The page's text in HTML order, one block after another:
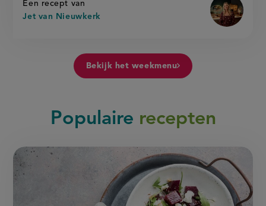
Een recept van
Jet van Nieuwkerk
Bekijk het weekmenu
Populaire recepten